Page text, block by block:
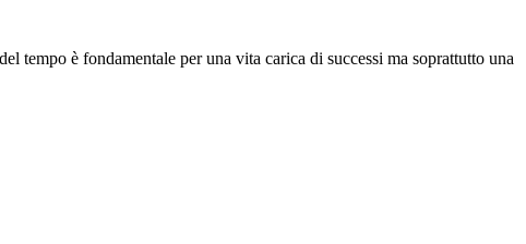
tempo è fondamentale per una vita carica di successi ma soprattutto una